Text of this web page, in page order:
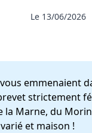
Le 13/06/2026
emmenaient
strictement
la Marne, du
et maison !